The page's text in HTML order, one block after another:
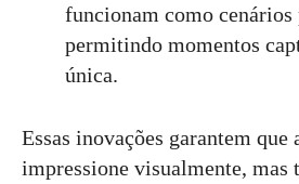
funcionam como cenários
permitindo momentos
única.
Essas inovações garantem que
impressione visualmente, mas